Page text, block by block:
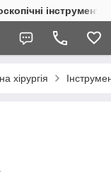
інструменти
хірургія